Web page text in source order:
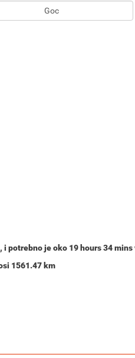
, i potrebno je oko 19 hours 34 mins
1561.47 km